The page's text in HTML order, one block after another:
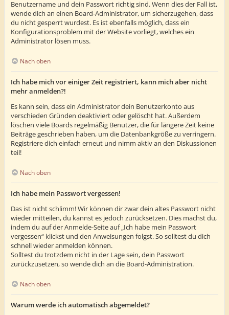
Benutzername und dein Passwort richtig sind. Wenn dies der Fall ist,
wende dich an einen Board-Administrator, um sicherzugehen, dass
du nicht gesperrt wurdest. Es ist ebenfalls möglich, dass ein
Konfigurationsproblem mit der Website vorliegt, welches ein
Administrator lösen muss.
Nach oben
Ich habe mich vor einiger Zeit registriert, kann mich aber nicht
mehr anmelden?!
Es kann sein, dass ein Administrator dein Benutzerkonto aus
verschieden Gründen deaktiviert oder gelöscht hat. Außerdem
löschen viele Boards regelmäßig Benutzer, die für längere Zeit keine
Beiträge geschrieben haben, um die Datenbankgröße zu verringern.
Registriere dich einfach erneut und nimm aktiv an den Diskussionen
teil!
Nach oben
Ich habe mein Passwort vergessen!
Das ist nicht schlimm! Wir können dir zwar dein altes Passwort nicht
wieder mitteilen, du kannst es jedoch zurücksetzen. Dies machst du,
indem du auf der Anmelde-Seite auf „Ich habe mein Passwort
vergessen“ klickst und den Anweisungen folgst. So solltest du dich
schnell wieder anmelden können.
Solltest du trotzdem nicht in der Lage sein, dein Passwort
zurückzusetzen, so wende dich an die Board-Administration.
Nach oben
Warum werde ich automatisch abgemeldet?